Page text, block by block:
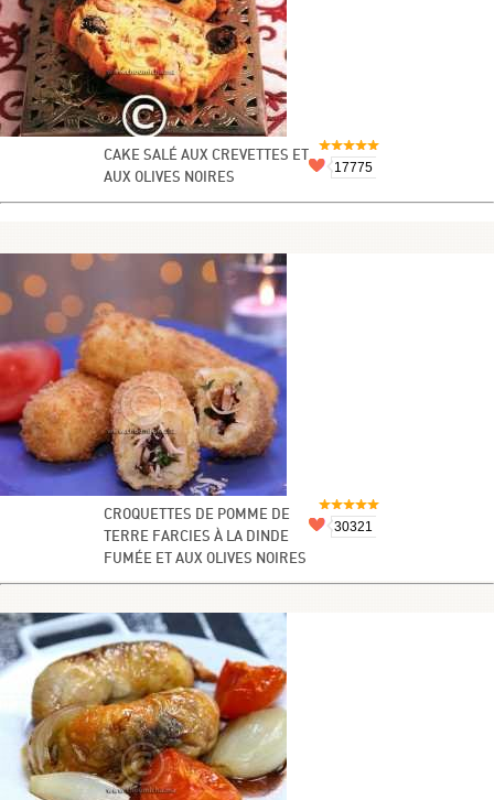
CAKE SALÉ AUX CREVETTES ET
AUX OLIVES NOIRES
17775
CROQUETTES DE POMME DE
TERRE FARCIES À LA DINDE
FUMÉE ET AUX OLIVES NOIRES
30321